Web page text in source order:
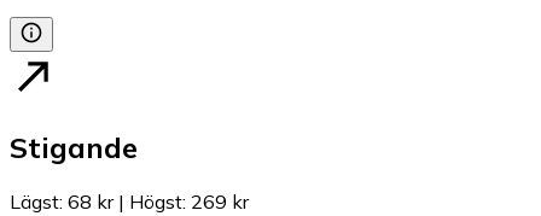
Stigande
Lägst: 68 kr| Högst: 269 kr